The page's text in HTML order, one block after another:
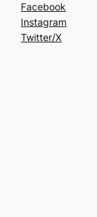
Facebook
Instagram
Twitter/X